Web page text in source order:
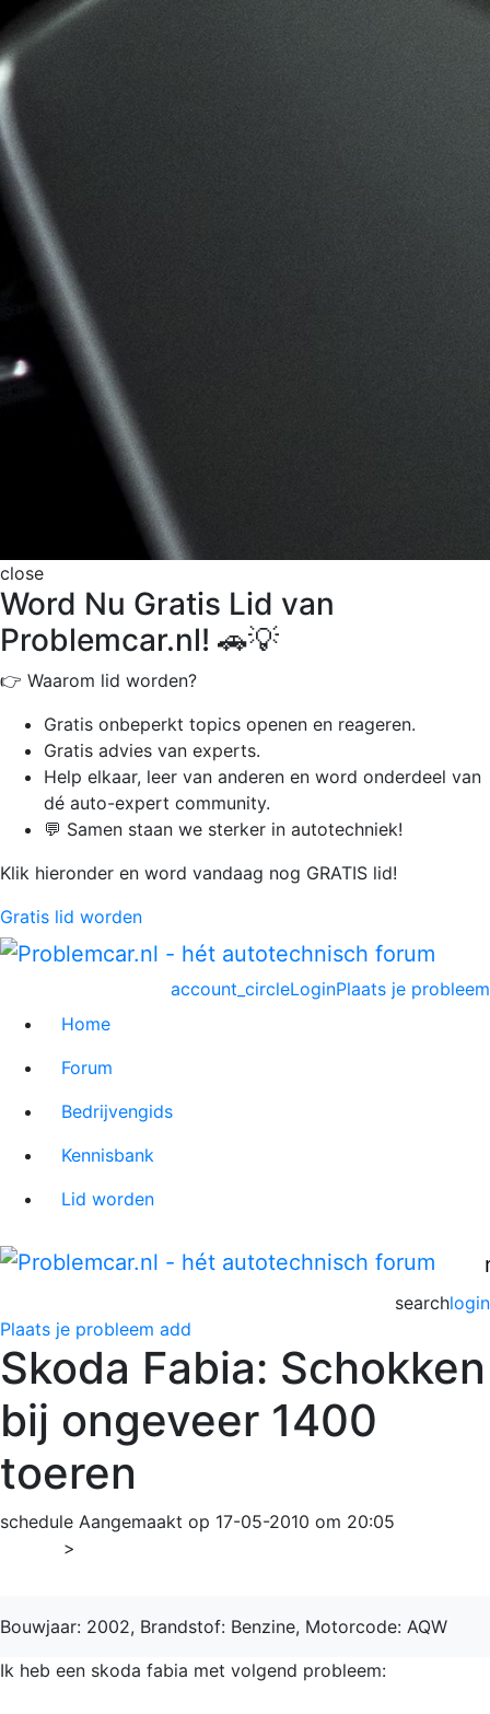
close
Word Nu Gratis Lid van
Problemcar.nl! 🚗💡
👉 Waarom lid worden?
Gratis onbeperkt topics openen en reageren.
Gratis advies van experts.
Help elkaar, leer van anderen en word onderdeel van
dé auto-expert community.
💬 Samen staan we sterker in autotechniek!
Klik hieronder en word vandaag nog GRATIS lid!
Gratis lid worden
Plaats je probleem
account_circleLogin
Home
Forum
Bedrijvengids
Kennisbank
Lid worden
login
search
Plaats je probleem add
Skoda Fabia: Schokken
bij ongeveer 1400
toeren
schedule Aangemaakt op 17-05-2010 om 20:05
>
Bouwjaar: 2002, Brandstof: Benzine, Motorcode: AQW
Ik heb een skoda fabia met volgend probleem: